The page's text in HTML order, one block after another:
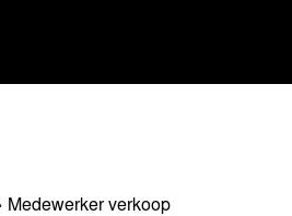
Medewerker verkoop